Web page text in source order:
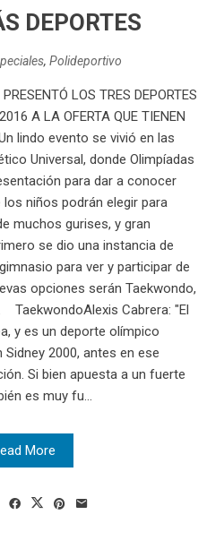
DEPORTES
, Polideportivo
LOS TRES DEPORTES
A LA OFERTA QUE TIENEN
lindo evento se vivió en las
Universal, donde Olimpíadas
para dar a conocer
niños podrán elegir para
muchos gurises, y gran
se dio una instancia de
para ver y participar de
opciones serán Taekwondo,
TaekwondoAlexis Cabrera: "El
y es un deporte olímpico
2000, antes en ese
Si bien apuesta a un fuerte
es muy fu...
More